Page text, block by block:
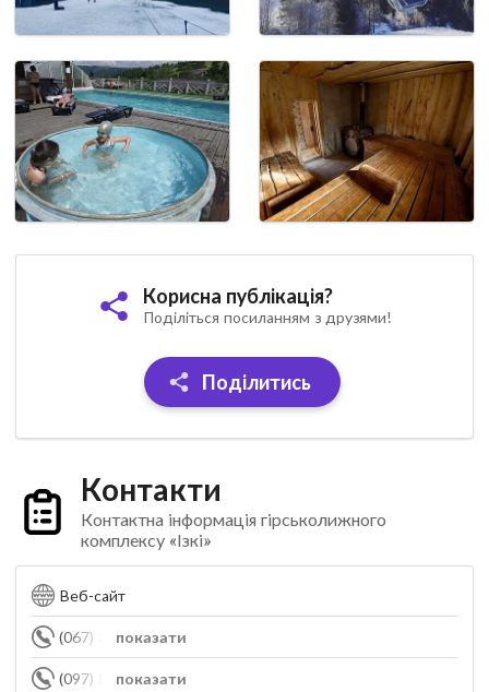
Корисна публікація?
Поділіться посиланням з друзями!
Поділитись
Контакти
Контактна інформація гірськолижного
комплексу «Ізкі»
Веб-сайт
показати
(067) 310-46-04
показати
(097) 883-33-33